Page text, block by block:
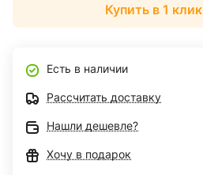
Купить в 1 клик
Есть в наличии
Рассчитать доставку
Нашли дешевле?
Хочу в подарок